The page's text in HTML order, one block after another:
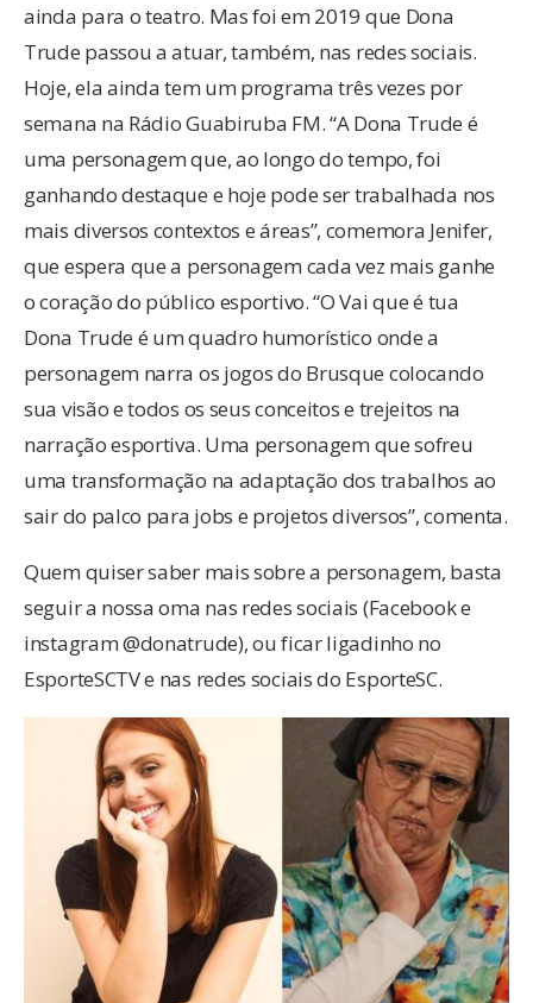
ainda para o teatro. Mas foi em 2019 que Dona
Trude passou a atuar, também, nas redes sociais.
Hoje, ela ainda tem um programa três vezes por
semana na Rádio Guabiruba FM. “A Dona Trude é
uma personagem que, ao longo do tempo, foi
ganhando destaque e hoje pode ser trabalhada nos
mais diversos contextos e áreas”, comemora Jenifer,
que espera que a personagem cada vez mais ganhe
o coração do público esportivo. “O Vai que é tua
Dona Trude é um quadro humorístico onde a
personagem narra os jogos do Brusque colocando
sua visão e todos os seus conceitos e trejeitos na
narração esportiva. Uma personagem que sofreu
uma transformação na adaptação dos trabalhos ao
sair do palco para jobs e projetos diversos”, comenta.
Quem quiser saber mais sobre a personagem, basta
seguir a nossa oma nas redes sociais (Facebook e
instagram @donatrude), ou ficar ligadinho no
EsporteSCTV e nas redes sociais do EsporteSC.